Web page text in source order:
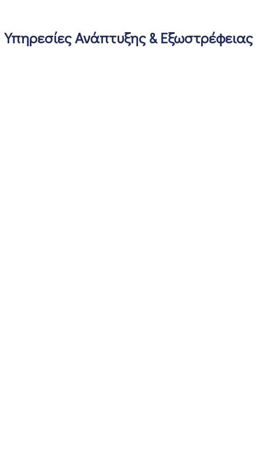
Υπηρεσίες Ανάπτυξης & Εξωστρέφειας